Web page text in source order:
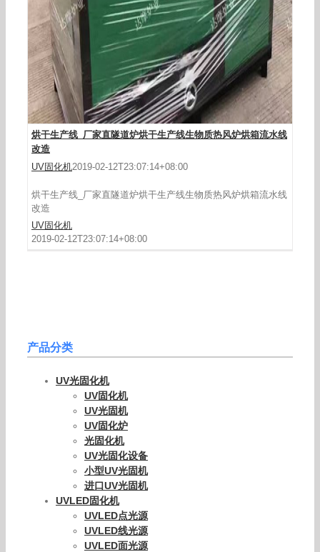
烘干生产线_厂家直隧道炉烘干生产线生物质热风炉烘箱流水线
改造
UV固化机2019-02-12T23:07:14+08:00
烘干生产线_厂家直隧道炉烘干生产线生物质热风炉烘箱流水线
改造
UV固化机
2019-02-12T23:07:14+08:00
产品分类
UV光固化机
UV固化机
UV光固机
UV固化炉
光固化机
UV光固化设备
小型UV光固机
进口UV光固机
UVLED固化机
UVLED点光源
UVLED线光源
UVLED面光源